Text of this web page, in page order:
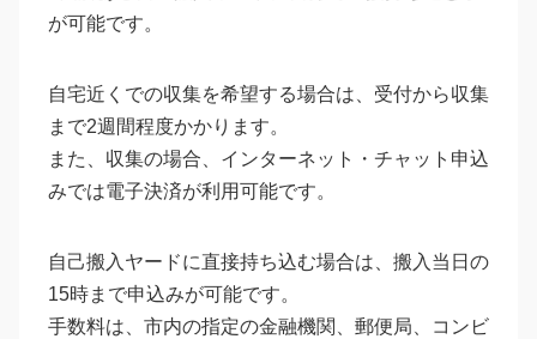
が可能です。
自宅近くでの収集を希望する場合は、受付から収集
まで2週間程度かかります。
また、収集の場合、インターネット・チャット申込
みでは電子決済が利用可能です。
自己搬入ヤードに直接持ち込む場合は、搬入当日の
15時まで申込みが可能です。
手数料は、市内の指定の金融機関、郵便局、コンビ